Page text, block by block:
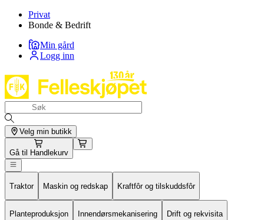
Privat
Bonde & Bedrift
Min gård
Logg inn
Velg min butikk
Gå til Handlekurv
Traktor Maskin og redskap Kraftfôr og tilskuddsfôr
Planteproduksjon Innendørsmekanisering Drift og rekvisita